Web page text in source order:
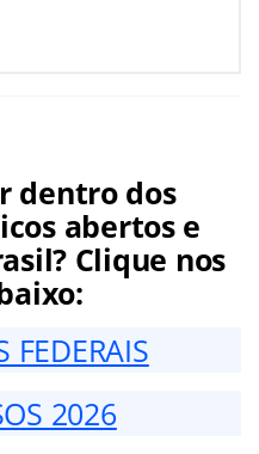
dentro dos
abertos e
Clique nos
FEDERAIS
2026